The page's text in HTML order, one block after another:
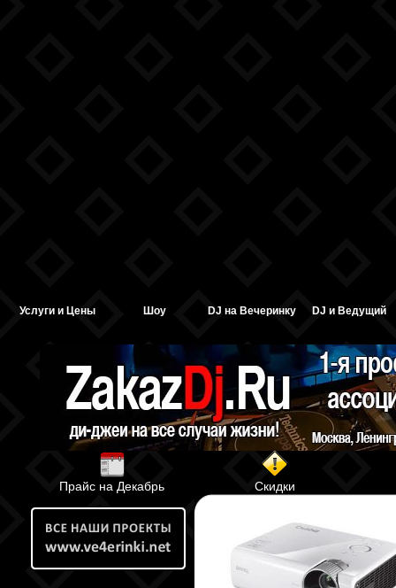
Услуги и Цены Шоу DJ на Вечеринку DJ и Ведущий
Прайс на Декабрь Скидки